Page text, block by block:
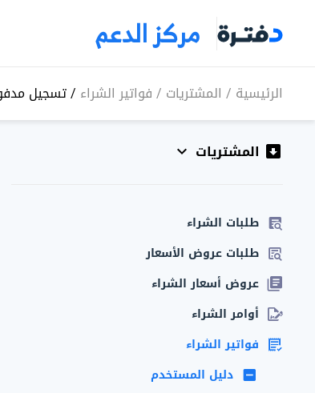
مركز الدعم
الرئيسية / المشتريات /فواتير الشراء /تسجيل
المشتريات
طلبات الشراء
طلبات عروض الأسعار
عروض أسعار الشراء
أوامر الشراء
فواتير الشراء
دليل المستخدم